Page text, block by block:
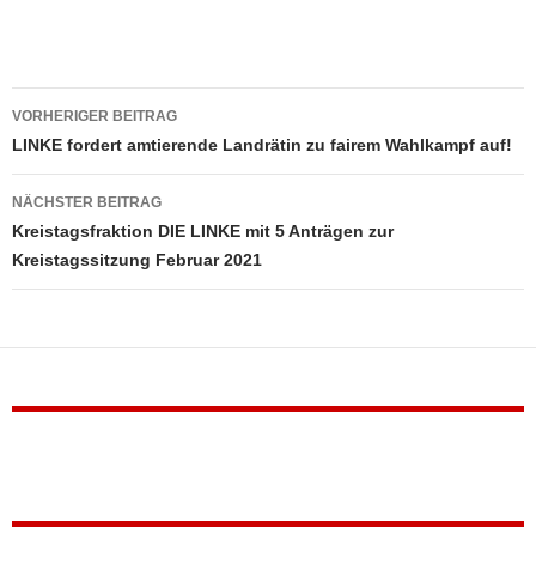
Beitragsnavigation
VORHERIGER BEITRAG
LINKE fordert amtierende Landrätin zu fairem Wahlkampf auf!
NÄCHSTER BEITRAG
Kreistagsfraktion DIE LINKE mit 5 Anträgen zur
Kreistagssitzung Februar 2021